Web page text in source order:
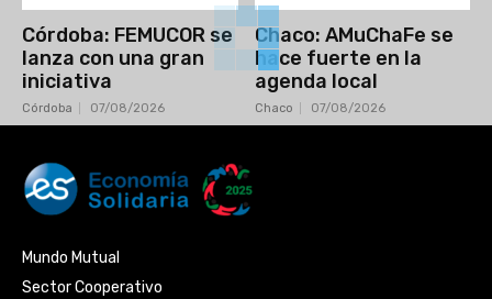
Córdoba: FEMUCOR se
lanza con una gran
iniciativa
Córdoba 07/08/2026
Chaco: AMuChaFe se
hace fuerte en la
agenda local
Chaco 07/08/2026
Mundo Mutual
Sector Cooperativo